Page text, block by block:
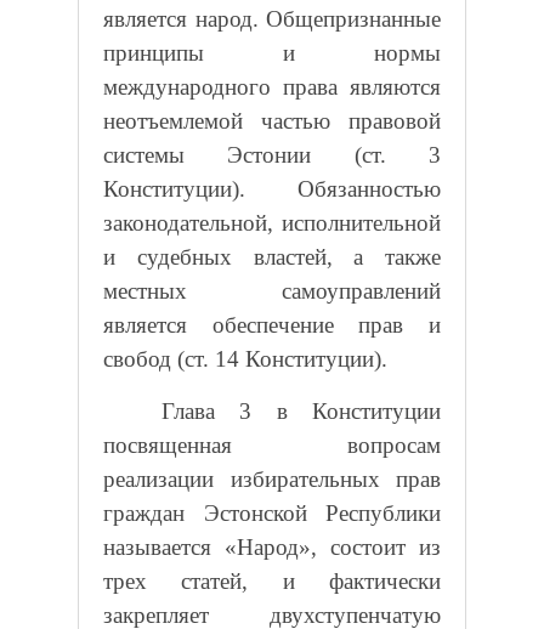
является народ. Общепризнанные
принципы и нормы
международного права являются
неотъемлемой частью правовой
системы Эстонии (ст. 3
Конституции). Обязанностью
законодательной, исполнительной
и судебных властей, а также
местных самоуправлений
является обеспечение прав и
свобод (ст. 14 Конституции).
Глава 3 в Конституции
посвященная вопросам
реализации избирательных прав
граждан Эстонской Республики
называется «Народ», состоит из
трех статей, и фактически
закрепляет двухступенчатую